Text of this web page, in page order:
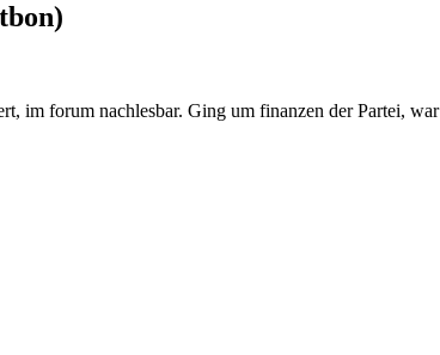
im forum nachlesbar. Ging um finanzen der Partei,